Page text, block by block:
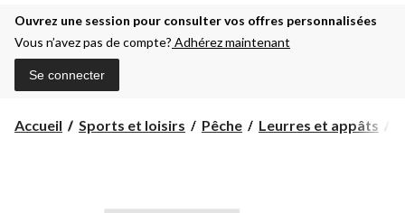
Ouvrez une session pour consulter vos offres personnalisées
Vous n’avez pas de compte? Adhérez maintenant
Se connecter
Accueil Sports et loisirs Pêche Leurres et appâts